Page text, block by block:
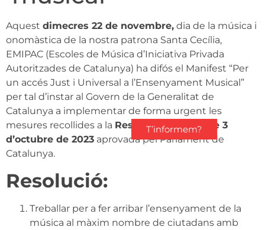
T’informem?
Aquest dimecres 22 de novembre, dia de la música i
onomàstica de la nostra patrona Santa Cecília,
EMIPAC (Escoles de Música d’Iniciativa Privada
Autoritzades de Catalunya) ha difós el Manifest “Per
un accés Just i Universal a l’Ensenyament Musical”
per tal d’instar al Govern de la Generalitat de
Catalunya a implementar de forma urgent les
mesures recollides a la Resolució 824/XIV de 3
d’octubre de 2023 aprovada pel Parlament de
Catalunya.
Resolució:
Treballar per a fer arribar l’ensenyament de la
música al màxim nombre de ciutadans amb